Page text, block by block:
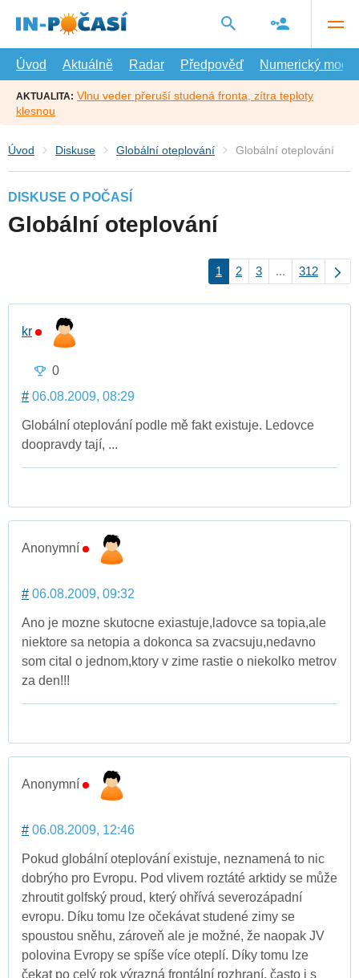
hlavní
Úvod
Aktuálně Radar Předpověď Numerický model
AKTUALITA: Vlnu veder přeruší studená fronta, zítra teploty
klesnou
Úvod Diskuse Globální oteplování Globální oteplování
DISKUSE O POČASÍ
Globální oteplování
1 2 3 ... 312
kr
0
# 06.08.2009, 08:29
Globální oteplování podle mě fakt existuje. Ledovce
doopravdy tají, ...
Anonymní
# 06.08.2009, 09:32
Ano je mozne skutocne exiastuje,ladovce sa topia,ale
niektore sa netopia a dokonca sa zvacsuju,nedavno
som cital o jednom,ktory v zime rastie o niekolko metrov
za den!!!
Anonymní
# 06.08.2009, 12:46
Pokud globální oteplování existuje, neznamená to nic
dobrýho pro Evropu. Pod vlivem roztáté arktidy se může
zhroutit golfský proud, který ohřívá severozápadní
evropu. Díku tomu lze očekávat studené zimy se
spoustou sněhu, zároveň ale je možné, že naopak JV
polovina Evropy se spíše více oteplí. Díky tomu lze
čekat po celý rok výrazná frontální rozhraní, často i s